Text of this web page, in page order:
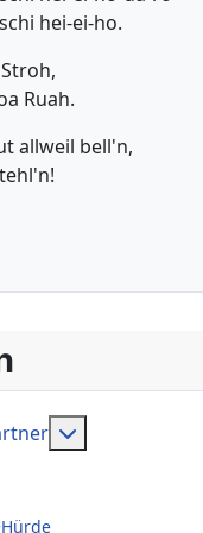
hei-ei-ho.
Ruah.
allweil bell'n,
Griffschrift